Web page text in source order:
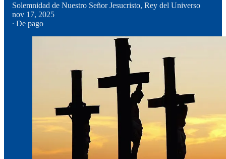
Solemnidad de Nuestro Señor Jesucristo, Rey del Universo
nov 17, 2025
∙ De pago